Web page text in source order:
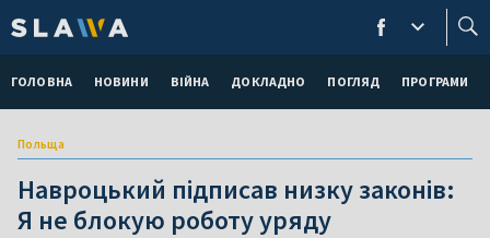
ГОЛОВНА НОВИНИ ВІЙНА ДОКЛАДНО ПОГЛЯД ПРОГРАМИ
Польща
Навроцький підписав низку законів:
Я не блокую роботу уряду